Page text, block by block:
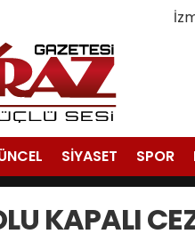
SİYASET SPOR
KAPALI